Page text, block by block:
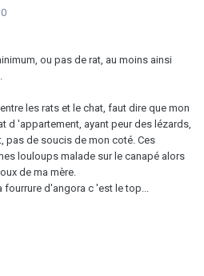
ou pas de rat, au moins ainsi
les rats et le chat, faut dire que mon
d 'appartement, ayant peur des lézards,
pas de soucis de mon coté. Ces
louloups malade sur le canapé alors
de ma mère.
d'angora c 'est le top...